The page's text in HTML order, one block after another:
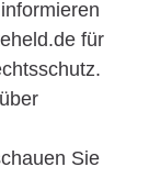
für
Sie